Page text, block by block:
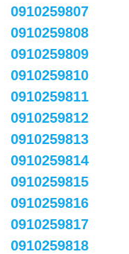
0910259807
0910259808
0910259809
0910259810
0910259811
0910259812
0910259813
0910259814
0910259815
0910259816
0910259817
0910259818